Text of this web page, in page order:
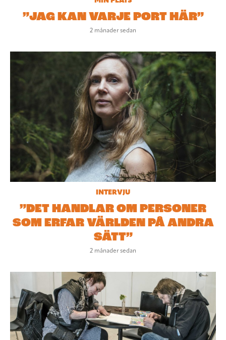
”JAG KAN VARJE PORT HÄR”
2 månader sedan
INTERVJU
”DET HANDLAR OM PERSONER
SOM ERFAR VÄRLDEN PÅ ANDRA
SÄTT”
2 månader sedan